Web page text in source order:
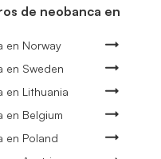
de neobanca en
en Norway
en Sweden
en Lithuania
en Belgium
en Poland